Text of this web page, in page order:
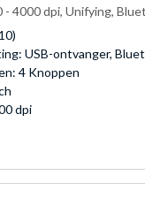
- 4000 dpi, Unifying,
USB-ontvanger,
4 Knoppen
dpi